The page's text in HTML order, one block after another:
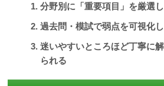
分野別に「重要項目」を厳選
過去問・模試で弱点を可視化
迷いやすいところほど丁寧に
られる